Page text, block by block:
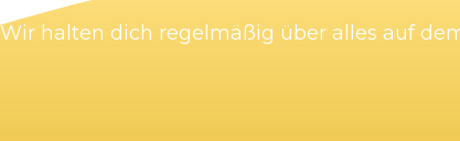
Wir halten dich regelmäßig über alles auf